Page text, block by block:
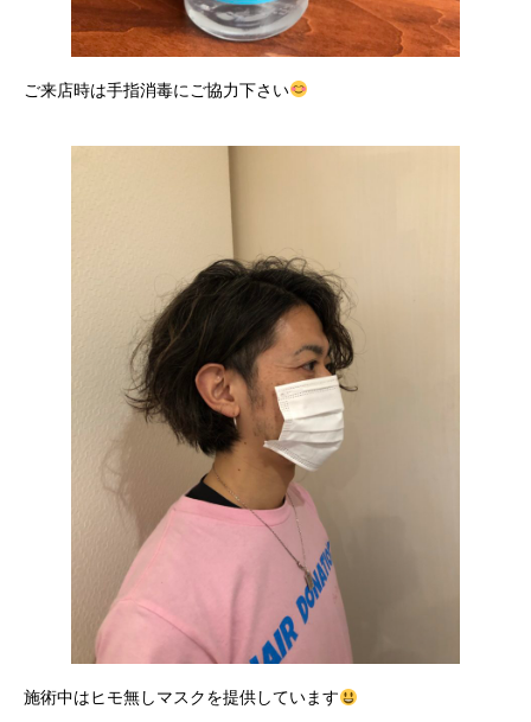
ご来店時は手指消毒にご協力下さい
施術中はヒモ無しマスクを提供しています